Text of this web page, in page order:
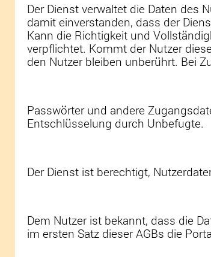
Der Dienst verwaltet die Daten des
damit einverstanden, dass der
Kann die Richtigkeit und
verpflichtet. Kommt der Nutzer
den Nutzer bleiben unberührt. Bei
Passwörter und andere
Entschlüsselung durch Unbefugte.
Der Dienst ist berechtigt,
Dem Nutzer ist bekannt, dass die
im ersten Satz dieser AGBs die